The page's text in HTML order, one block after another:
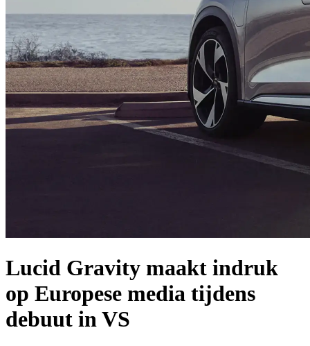
Lucid Gravity maakt indruk
op Europese media tijdens
debuut in VS